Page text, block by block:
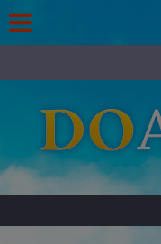
to
content